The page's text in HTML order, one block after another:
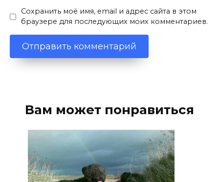
Сохранить моё имя, email и адрес сайта в этом
браузере для последующих моих комментариев.
Вам может понравиться